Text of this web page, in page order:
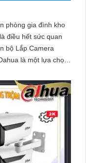
phòng gia đình kho
điều hết sức quan
là một lựa chọn